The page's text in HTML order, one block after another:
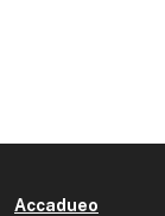
Accadueo